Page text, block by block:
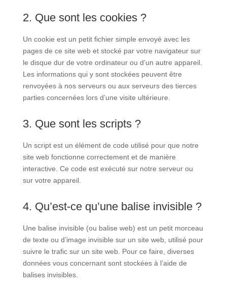
2. Que sont les cookies ?
Un cookie est un petit fichier simple envoyé avec les
pages de ce site web et stocké par votre navigateur sur
le disque dur de votre ordinateur ou d’un autre appareil.
Les informations qui y sont stockées peuvent être
renvoyées à nos serveurs ou aux serveurs des tierces
parties concernées lors d’une visite ultérieure.
3. Que sont les scripts ?
Un script est un élément de code utilisé pour que notre
site web fonctionne correctement et de manière
interactive. Ce code est exécuté sur notre serveur ou
sur votre appareil.
4. Qu’est-ce qu’une balise invisible ?
Une balise invisible (ou balise web) est un petit morceau
de texte ou d’image invisible sur un site web, utilisé pour
suivre le trafic sur un site web. Pour ce faire, diverses
données vous concernant sont stockées à l’aide de
balises invisibles.